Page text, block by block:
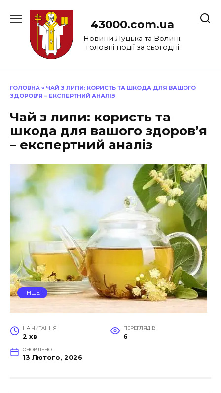
до
43000.com.ua
Новини Луцька та Волині:
головні події за сьогодні
ГОЛОВНА » ЧАЙ З ЛИПИ: КОРИСТЬ ТА ШКОДА ДЛЯ ВАШОГО
ЗДОРОВ’Я – ЕКСПЕРТНИЙ АНАЛІЗ
Чай з липи: користь та
шкода для вашого здоров’я
– експертний аналіз
ІНШЕ
НА ЧИТАННЯ
2 хв
ПЕРЕГЛЯДІВ
6
ОНОВЛЕНО
13 Лютого, 2026